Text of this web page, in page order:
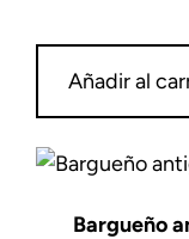
Añadir al
Bargueño